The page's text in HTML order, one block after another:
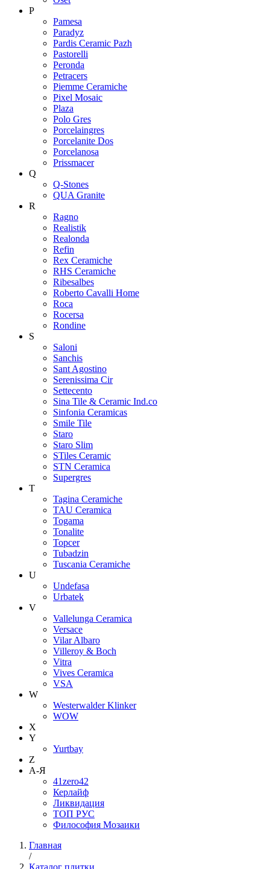
P
Pamesa
Paradyz
Pardis Ceramic Pazh
Pastorelli
Peronda
Petracers
Piemme Ceramiche
Pixel Mosaic
Plaza
Polo Gres
Porcelaingres
Porcelanite Dos
Porcelanosa
Prissmacer
Q
Q-Stones
QUA Granite
R
Ragno
Realistik
Realonda
Refin
Rex Ceramiche
RHS Ceramiche
Ribesalbes
Roberto Cavalli Home
Roca
Rocersa
Rondine
S
Saloni
Sanchis
Sant Agostino
Serenissima Cir
Settecento
Sina Tile & Ceramic Ind.co
Sinfonia Ceramicas
Smile Tile
Staro
Staro Slim
STiles Ceramic
STN Ceramica
Supergres
T
Tagina Ceramiche
TAU Ceramica
Togama
Tonalite
Topcer
Tubadzin
Tuscania Ceramiche
U
Undefasa
Urbatek
V
Vallelunga Ceramica
Versace
Vilar Albaro
Villeroy & Boch
Vitra
Vives Ceramica
VSA
W
Westerwalder Klinker
WOW
X
Y
Yurtbay
Z
А-Я
41zero42
Керлайф
Ликвидация
ТОП РУС
Философия Мозаики
Главная
/
Каталог плитки